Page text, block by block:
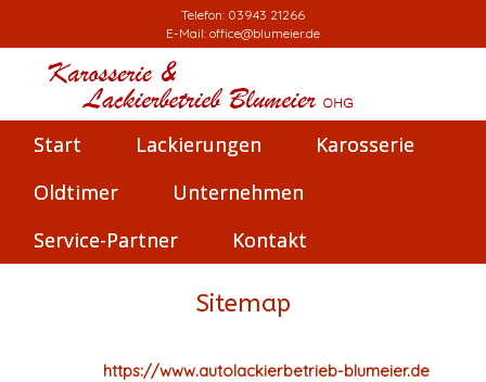
Telefon: 03943 21266
E-Mail: office@blumeier.de
Start Lackierungen
Karosserie
Oldtimer
Unternehmen
Service-Partner
Kontakt
Sitemap
https://www.autolackierbetrieb-blumeier.de